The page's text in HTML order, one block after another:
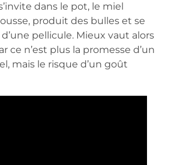
dans le pot, le miel
produit des bulles et se
pellicule. Mieux vaut alors
ce n’est plus la promesse d’un
mais le risque d’un goût